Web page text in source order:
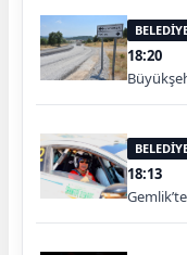
18:20
18:13